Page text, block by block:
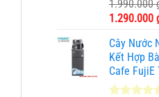
dựa trên
đánh giá
1.990.000
Giá
là:
1.990.000
1.290.000
Cây Nước
Kết Hợp
Cafe FujiE